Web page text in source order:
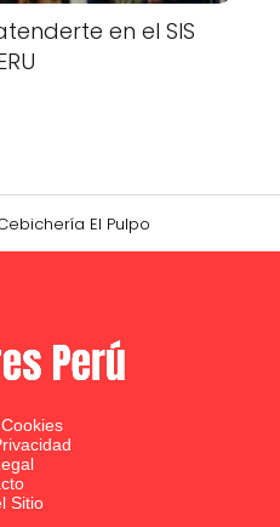
en el SIS
El Pulpo
Sitio